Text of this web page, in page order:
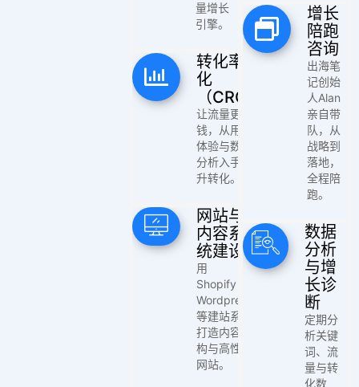
量增长
引擎。
转化率优
化
（CRO）
让流量更值
钱，从用户
体验与数据
分析入手提
升转化。
网站与
内容系
统建设
用
Shopify，
Wordpress
等建站系统
打造内容架
构与高性能
网站。
增长
陪跑
咨询
出海笔
记创始
人Alan
亲自带
队，从
战略到
落地，
全程陪
跑。
数据
分析
与增
长诊
断
定期分
析关键
词、流
量与转
化数